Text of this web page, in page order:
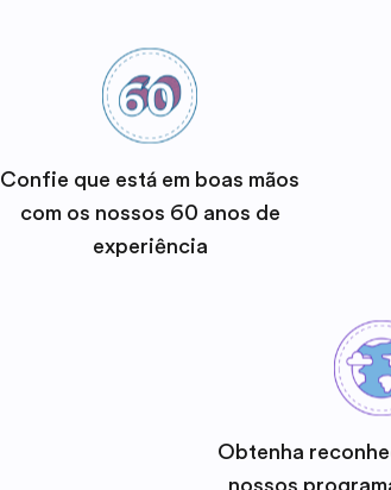
Confie que está em boas mãos
com os nossos 60 anos de
experiência
Obtenha